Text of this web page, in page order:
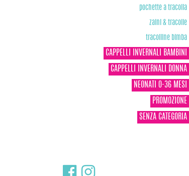
pochette a tracolla
zaini & tracolle
tracolline bimba
CAPPELLI INVERNALI BAMBINI
CAPPELLI INVERNALI DONNA
NEONATI 0-36 MESI
PROMOZIONE
SENZA CATEGORIA